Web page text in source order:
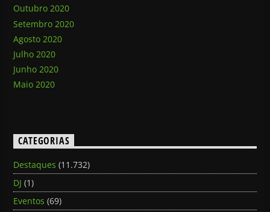
Outubro 2020
Setembro 2020
Agosto 2020
Julho 2020
Junho 2020
Maio 2020
CATEGORIAS
Destaques (11.732)
DJ (1)
Eventos (69)